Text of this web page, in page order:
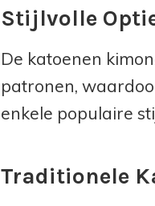
Stijlvolle
De katoenen
patronen,
enkele populaire
Traditionele